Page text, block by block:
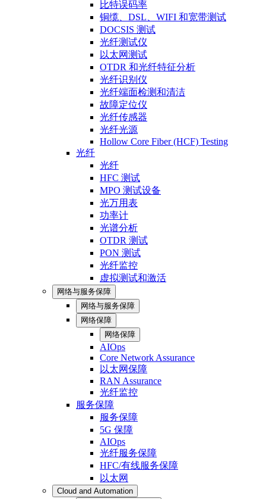
比特误码率
铜缆、DSL、WIFI 和宽带测试
DOCSIS 测试
光纤测试仪
以太网测试
OTDR 和光纤特征分析
光纤识别仪
光纤端面检测和清洁
故障定位仪
光纤传感器
光纤光源
Hollow Core Fiber (HCF) Testing
光纤
光纤
HFC 测试
MPO 测试设备
光万用表
功率计
光谱分析
OTDR 测试
PON 测试
光纤监控
虚拟测试和激活
网络与服务保障
网络与服务保障
网络保障
网络保障
AIOps
Core Network Assurance
以太网保障
RAN Assurance
光纤监控
服务保障
服务保障
5G 保障
AIOps
光纤服务保障
HFC/有线服务保障
以太网
Cloud and Automation